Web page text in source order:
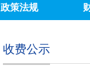
政策法规
收费公示